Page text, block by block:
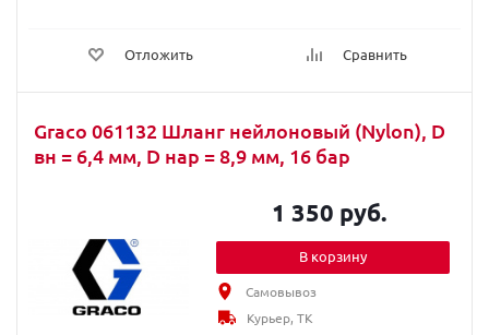
Отложить Сравнить
Graco 061132 Шланг нейлоновый (Nylon), D
вн = 6,4 мм, D нар = 8,9 мм, 16 бар
1 350 руб.
В корзину
Самовывоз
Курьер, ТК